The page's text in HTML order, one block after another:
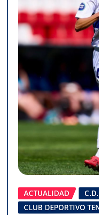
ACTUALIDAD
CLUB DEPORTIVO